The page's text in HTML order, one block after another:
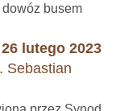
busem
26 lutego 2023
Sebastian